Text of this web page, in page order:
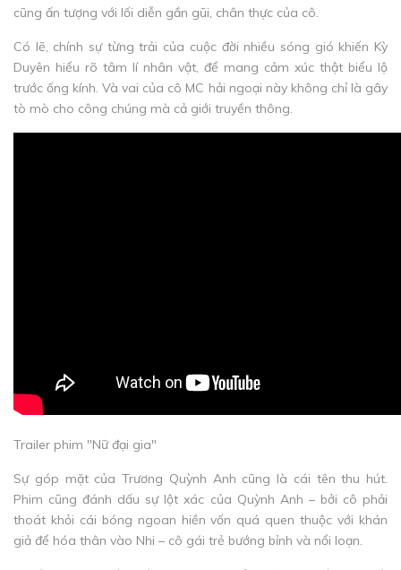
cũng ấn tượng với lối diễn gần gũi, chân thực của cô.
Có lẽ, chính sự từng trải của cuộc đời nhiều sóng gió khiến Kỳ
Duyên hiểu rõ tâm lí nhân vật, để mang cảm xúc thật biểu lộ
trước ống kính. Và vai của cô MC hải ngoại này không chỉ là gây
tò mò cho công chúng mà cả giới truyền thông.
Trailer phim "Nữ đại gia"
Sự góp mặt của Trương Quỳnh Anh cũng là cái tên thu hút.
Phim cũng đánh dấu sự lột xác của Quỳnh Anh – bởi cô phải
thoát khỏi cái bóng ngoan hiền vốn quá quen thuộc với khán
giả để hóa thân vào Nhi – cô gái trẻ bướng bỉnh và nổi loạn.